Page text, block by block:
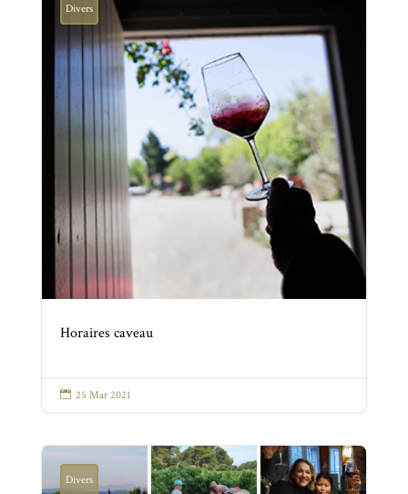
Divers
Horaires caveau
 25 Mar 2021
Divers